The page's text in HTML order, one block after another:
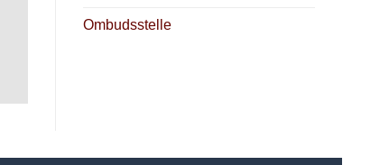
Ombudsstelle